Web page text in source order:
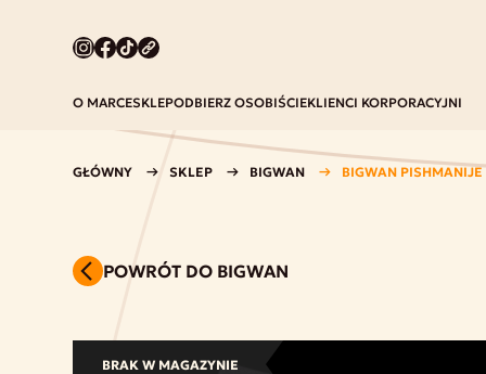
O MARCESKLEPODBIERZ OSOBIŚCIEKLIENCI KORPORACYJNI
GŁÓWNY SKLEP BIGWAN BIGWAN
POWRÓT DO BIGWAN
BRAK W MAGAZYNIE